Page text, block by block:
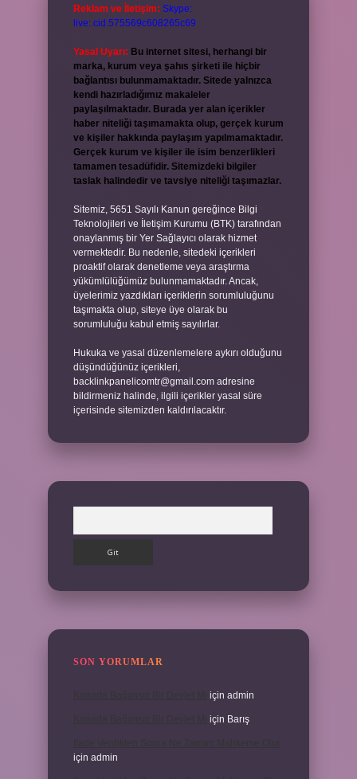
Reklam ve İletişim: Skype:
live:.cid.575569c608265c69
Yasal Uyarı: Bu internet sitesi, herhangi bir
marka, kurum veya şahıs şirketi ile hiçbir
bağlantısı bulunmamaktadır. Sitede yalnızca
kendi hazırladığımız makaleler
paylaşılmaktadır. Burada yer alan içerikler
haber niteliği taşımamakta olup, gerçek kurum
ve kişiler hakkında paylaşım yapılmamaktadır.
Gerçek kurum ve kişiler ile isim benzerlikleri
tamamen tesadüfidir. Sitemizdeki bilgiler
taslak halindedir ve tavsiye niteliği taşımazlar.
Sitemiz, 5651 Sayılı Kanun gereğince Bilgi
Teknolojileri ve İletişim Kurumu (BTK) tarafından
onaylanmış bir Yer Sağlayıcı olarak hizmet
vermektedir. Bu nedenle, sitedeki içerikleri
proaktif olarak denetleme veya araştırma
yükümlülüğümüz bulunmamaktadır. Ancak,
üyelerimiz yazdıkları içeriklerin sorumluluğunu
taşımakta olup, siteye üye olarak bu
sorumluluğu kabul etmiş sayılırlar.
Hukuka ve yasal düzenlemelere aykırı olduğunu
düşündüğünüz içerikleri,
backlinkpanelicomtr@gmail.com adresine
bildirmeniz halinde, ilgili içerikler yasal süre
içerisinde sitemizden kaldırılacaktır.
SON YORUMLAR
için admin
için Barış
için admin